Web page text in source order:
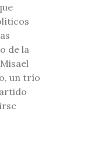
de la
un trío